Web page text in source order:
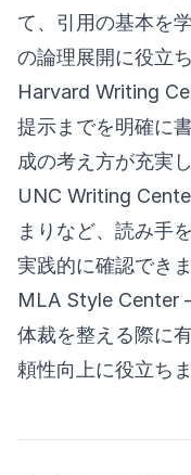
て、引用の基本を
の論理展開に役立ち
Harvard Writing
提示までを明確に
成の考え方が充実
UNC Writing
まりなど、読み手
実践的に確認できま
MLA Style Center
体裁を整える際に
頼性向上に役立ちま